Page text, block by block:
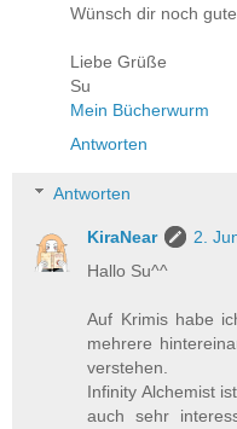
Wünsch dir noch
Liebe Grüße
Su
Mein Bücherwurm
Antworten
Antworten
KiraNear
2.
Hallo Su^^
Auf Krimis habe
mehrere
verstehen.
Infinity Alchemist
auch sehr